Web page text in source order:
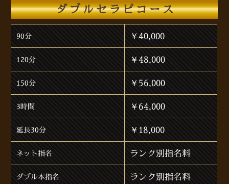
ダブルセラピコース
90分 ￥40,000
120分 ￥48,000
150分 ￥56,000
3時間 ￥64,000
延長30分 ￥18,000
ネット指名 ランク別指名料
ダブル本指名 ランク別指名料